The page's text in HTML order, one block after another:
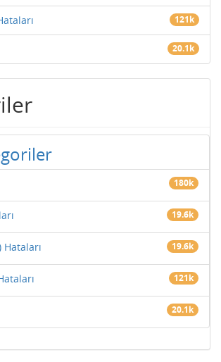
121k
20.1k
180k
19.6k
19.6k
121k
20.1k